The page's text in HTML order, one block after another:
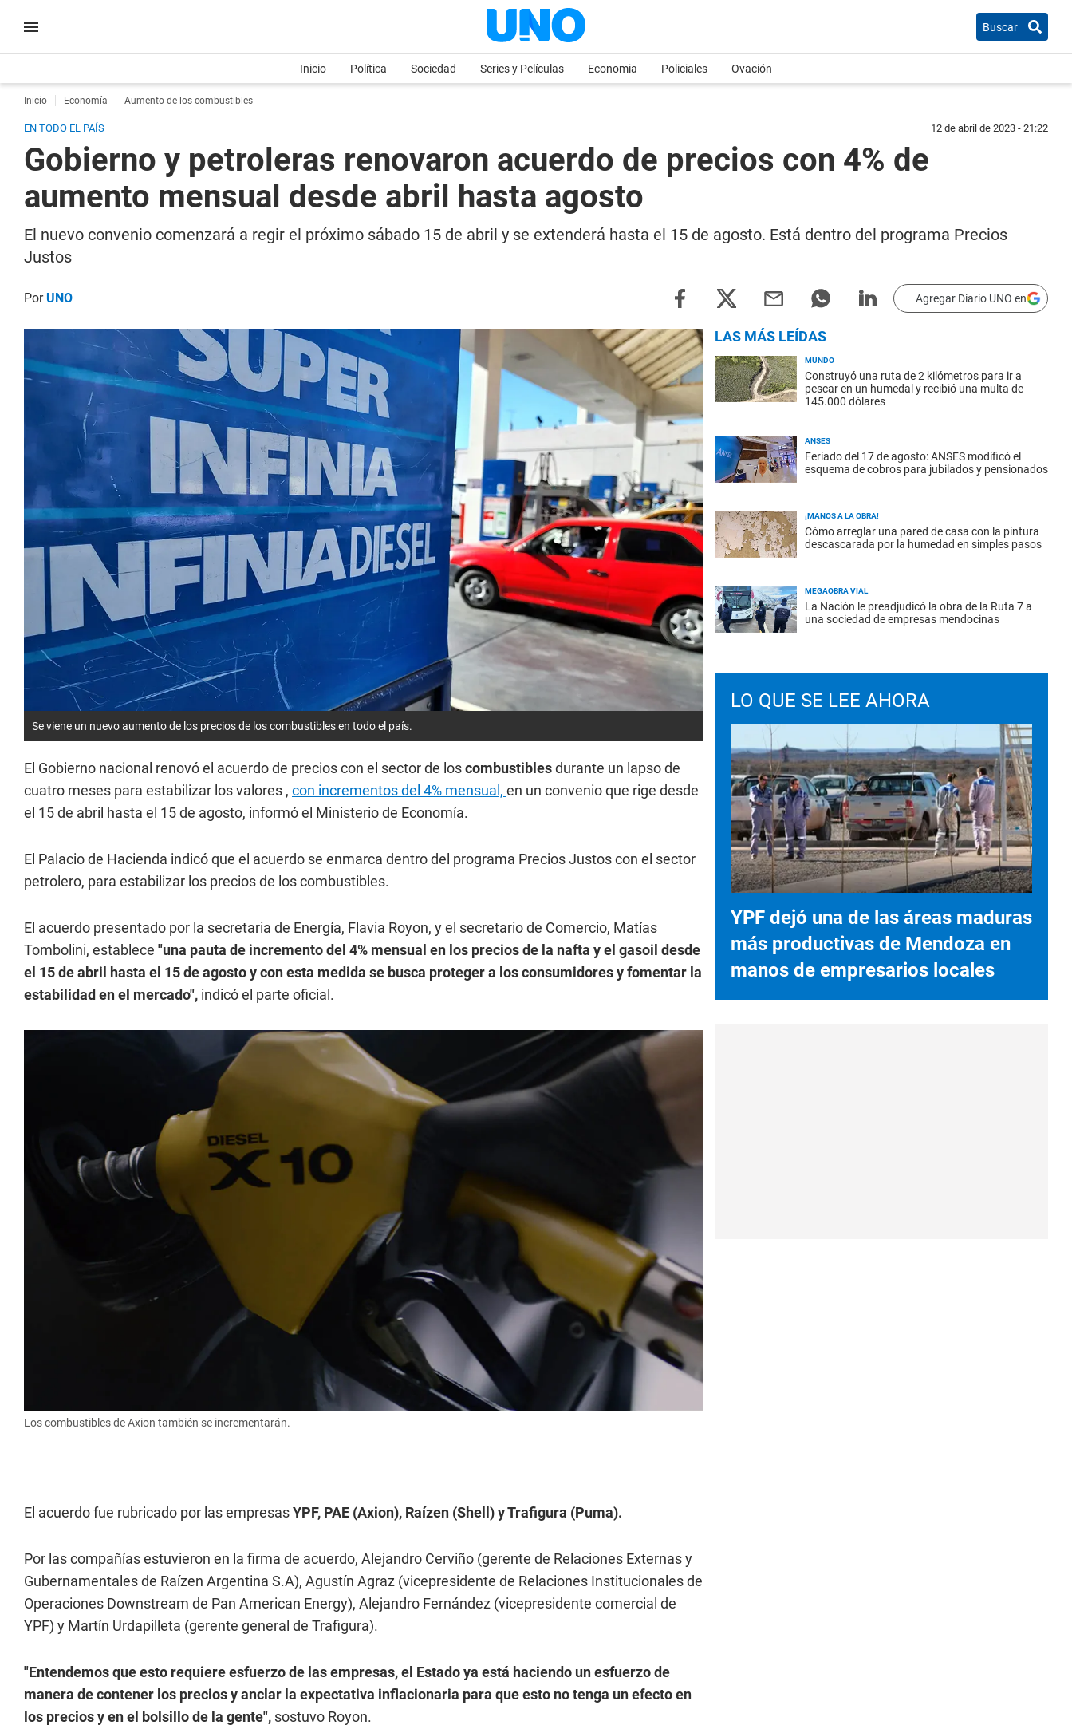
Buscar
Inicio Política Sociedad Series y Películas Economia Policiales Ovación
Inicio Economía Aumento de los combustibles
EN TODO EL PAÍS 12 de abril de 2023 - 21:22
Gobierno y petroleras renovaron acuerdo de precios con 4% de
aumento mensual desde abril hasta agosto
El nuevo convenio comenzará a regir el próximo sábado 15 de abril y se extenderá hasta el 15 de agosto. Está dentro del programa Precios
Justos
PorUNO Agregar Diario UNO en
Se viene un nuevo aumento de los precios de los combustibles en todo el país.
El Gobierno nacional renovó el acuerdo de precios con el sector de loscombustiblesdurante un lapso de
cuatro meses para estabilizar los valores , con incrementos del 4% mensual, en un convenio que rige desde
el 15 de abril hasta el 15 de agosto, informó el Ministerio de Economía.
El Palacio de Hacienda indicó que el acuerdo se enmarca dentro del programa Precios Justos con el sector
petrolero, para estabilizar los precios de los combustibles.
El acuerdo presentado por la secretaria de Energía, Flavia Royon, y el secretario de Comercio, Matías
Tombolini, establece "una pauta de incremento del 4% mensual en los precios de la nafta y el gasoil desde
el 15 de abril hasta el 15 de agosto y con esta medida se busca proteger a los consumidores y fomentar la
estabilidad en el mercado", indicó el parte oficial.
Los combustibles de Axion también se incrementarán.
El acuerdo fue rubricado por las empresasYPF, PAE (Axion), Raízen (Shell) y Trafigura (Puma).
Por las compañías estuvieron en la firma de acuerdo, Alejandro Cerviño (gerente de Relaciones Externas y
Gubernamentales de Raízen Argentina S.A), Agustín Agraz (vicepresidente de Relaciones Institucionales de
Operaciones Downstream de Pan American Energy), Alejandro Fernández (vicepresidente comercial de
YPF) y Martín Urdapilleta (gerente general de Trafigura).
"Entendemos que esto requiere esfuerzo de las empresas, el Estado ya está haciendo un esfuerzo de
manera de contener los precios y anclar la expectativa inflacionaria para que esto no tenga un efecto en
los precios y en el bolsillo de la gente", sostuvo Royon.
LAS MÁS LEÍDAS
MUNDO
Construyó una ruta de 2 kilómetros para ir a
pescar en un humedal y recibió una multa de
145.000 dólares
ANSES
Feriado del 17 de agosto: ANSES modificó el
esquema de cobros para jubilados y pensionados
¡MANOS A LA OBRA!
Cómo arreglar una pared de casa con la pintura
descascarada por la humedad en simples pasos
MEGAOBRA VIAL
La Nación le preadjudicó la obra de la Ruta 7 a
una sociedad de empresas mendocinas
LO QUE SE LEE AHORA
YPF dejó una de las áreas maduras
más productivas de Mendoza en
manos de empresarios locales